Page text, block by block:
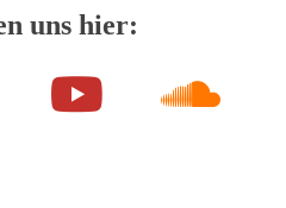
uns hier: